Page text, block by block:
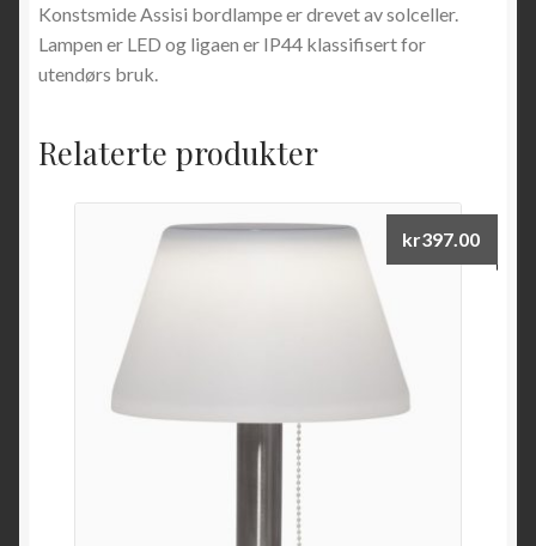
Konstsmide Assisi bordlampe er drevet av solceller.
Lampen er LED og ligaen er IP44 klassifisert for
utendørs bruk.
Relaterte produkter
kr397.00